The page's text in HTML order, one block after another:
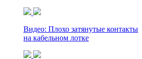
Видео: Плохо затянутые контакты
на кабельном лотке